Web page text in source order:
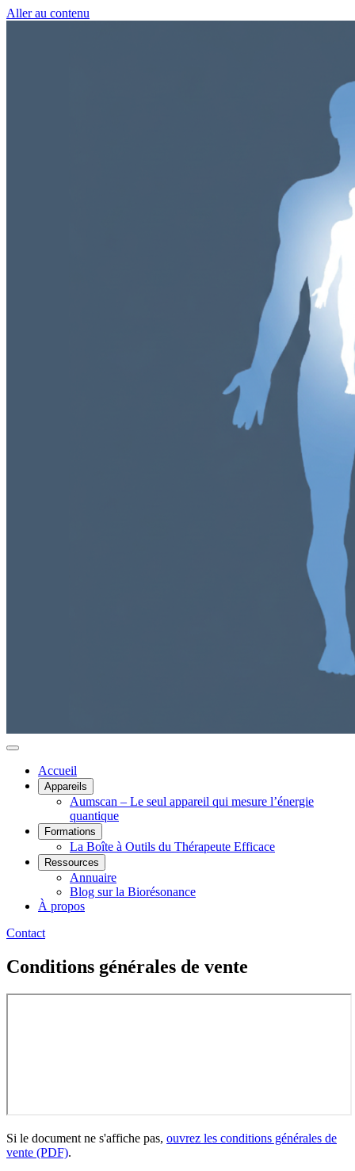
Aller au contenu
Accueil
Appareils
Aumscan – Le seul appareil qui mesure l’énergie
quantique
Formations
La Boîte à Outils du Thérapeute Efficace
Ressources
Annuaire
Blog sur la Biorésonance
À propos
Contact
Conditions générales de vente
Si le document ne s'affiche pas, ouvrez les conditions générales de
vente (PDF).